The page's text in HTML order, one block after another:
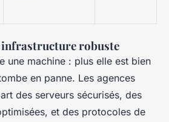
infrastructure robuste
une machine : plus elle est bien
en panne. Les agences
des serveurs sécurisés, des
et des protocoles de